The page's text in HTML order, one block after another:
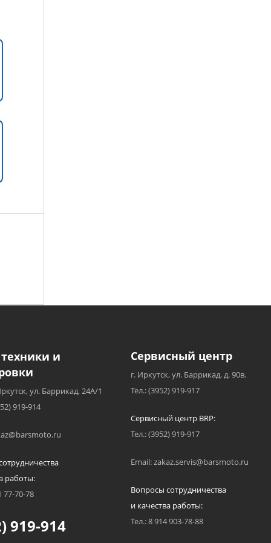
и
ул. Баррикад, 24А/1
919-914
работы:
77-70-78
919-914
Сервисный центр
г. Иркутск, ул. Баррикад, д. 90в.
Тел.: (3952) 919-917
Сервисный центр BRP:
Тел.: (3952) 919-917
Email: zakaz.servis@barsmoto.ru
Вопросы сотрудничества
и качества работы:
Тел.: 8 914 903-78-88